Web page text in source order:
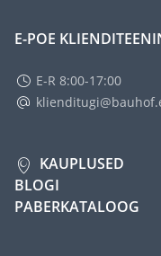
E-POE
E-R 8:00-17:00
KAUPLUSED
BLOGI
PABERKATALOOG